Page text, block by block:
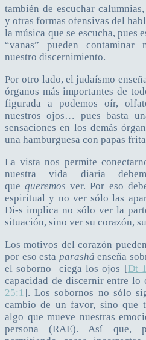
también de escuchar
y otras formas ofensivas del
la música que se escucha, pues
“vanas” pueden
nuestro discernimiento.
Por otro lado, el judaísmo
órganos más importantes de
figurada a podemos oír,
nuestros ojos… pues basta
sensaciones en los demás
una hamburguesa con papas
La vista nos permite
nuestra vida diaria
quequeremosver. Por eso
espiritual y no ver sólo las
Di-s implica no sólo ver la
situación, sino ver su corazón,
Los motivos del corazón
por eso esta parashá enseña
el soborno ciega los ojos [Dt
capacidad de discernir entre
25:1]. Los sobornos no sólo
cambio de un favor, sino que
algo que mueve nuestras
persona (RAE). Así que,